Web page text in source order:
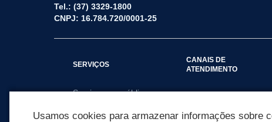
Tel.: (37) 3329-1800
CNPJ: 16.784.720/0001-25
SERVIÇOS
Serviços por público
CANAIS DE
ATENDIMENTO
Usamos cookies para armazenar informações sobre